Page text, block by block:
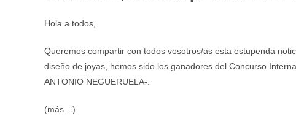
Hola a todos,
Queremos compartir con todos vosotros/as esta estupenda
diseño de joyas, hemos sido los ganadores del Concurso
ANTONIO NEGUERUELA‐.
(más…)